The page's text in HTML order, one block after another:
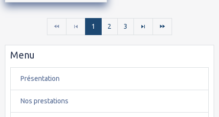
1 2 3
Menu
Présentation
Nos prestations